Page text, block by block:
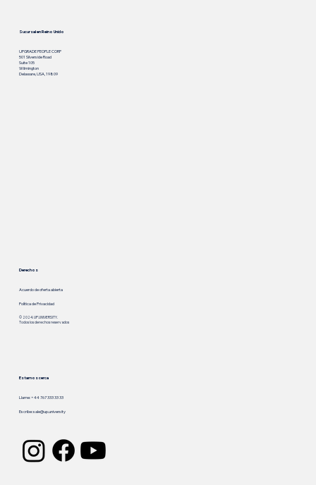
Sucursal en Reino Unido
UPGRADE PEOPLE CORP
501 Silverside Road
Suite 105
Wilmington
Delaware, USA, 19809
Derechos
Acuerdo de oferta abierta
Política de Privacidad
© 2024. UP.UNIVERSITY.
Todos los derechos reservados
Estamos cerca
Escribe:sale@up.university
Llame: +44 767 333 33 33